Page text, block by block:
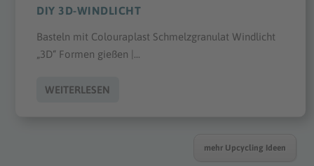
DIY 3D-WINDLICHT
Basteln mit Colouraplast Schmelzgranulat Windlicht
„3D“ Formen gießen |...
WEITERLESEN
mehr Upcycling Ideen